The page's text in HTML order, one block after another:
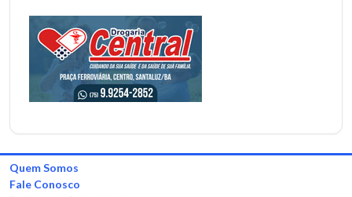
Quem Somos
Fale Conosco